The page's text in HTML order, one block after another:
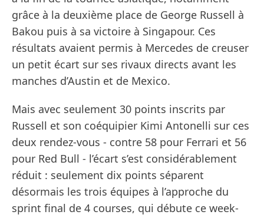
grâce à la deuxième place de George Russell à
Bakou puis à sa victoire à Singapour. Ces
résultats avaient permis à Mercedes de creuser
un petit écart sur ses rivaux directs avant les
manches d’Austin et de Mexico.
Mais avec seulement 30 points inscrits par
Russell et son coéquipier Kimi Antonelli sur ces
deux rendez-vous - contre 58 pour Ferrari et 56
pour Red Bull - l’écart s’est considérablement
réduit : seulement dix points séparent
désormais les trois équipes à l’approche du
sprint final de 4 courses, qui débute ce week-